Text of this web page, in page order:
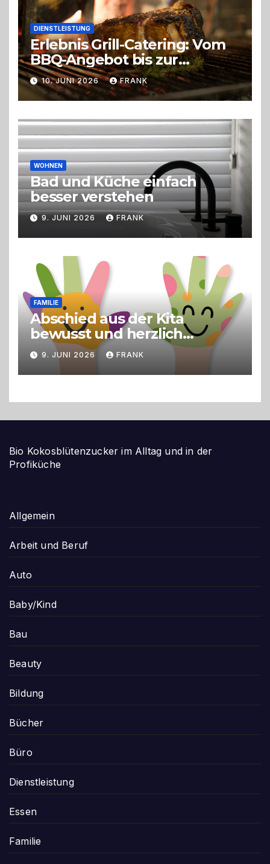
DIENSTLEISTUNG
Erlebnis Grill-Catering: Vom
BBQ-Angebot bis zur
perfekten Eventorganisation
Trend zu Outdoor-Events,
Erlebnisgastronomie und
Live-Cooking
10. JUNI 2026 FRANK
WOHNEN
Bad und Küche einfach
besser verstehen
9. JUNI 2026 FRANK
FAMILIE
Abschied aus der Kita
bewusst und herzlich
gestalten
9. JUNI 2026 FRANK
Bio Kokosblütenzucker im Alltag und in der
Profiküche
Allgemein
Arbeit und Beruf
Auto
Baby/Kind
Bau
Beauty
Bildung
Bücher
Büro
Dienstleistung
Essen
Familie